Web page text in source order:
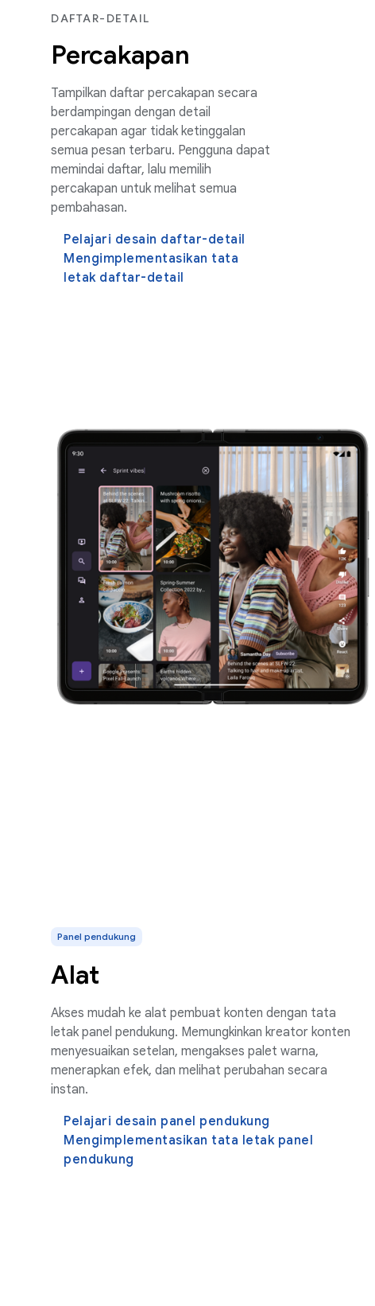
DAFTAR-DETAIL
Percakapan
Tampilkan daftar percakapan secara
berdampingan dengan detail
percakapan agar tidak ketinggalan
semua pesan terbaru. Pengguna dapat
memindai daftar, lalu memilih
percakapan untuk melihat semua
pembahasan.
Pelajari desain daftar-detail
Mengimplementasikan tata
letak daftar-detail
Panel pendukung
Alat
Akses mudah ke alat pembuat konten dengan tata
letak panel pendukung. Memungkinkan kreator konten
menyesuaikan setelan, mengakses palet warna,
menerapkan efek, dan melihat perubahan secara
instan.
Pelajari desain panel pendukung
Mengimplementasikan tata letak panel
pendukung